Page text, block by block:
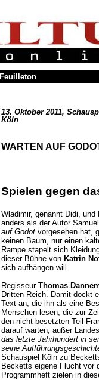
Feuilleton
13. Oktober 2011,
Köln
WARTEN AUF
Spielen gegen
Wladimir, genannt Didi,
anders als der Autor
auf Godotvorgesehen hat,
keinen Baum, nur einen
Rampe stapelt sich
dieser Bühne von Katrin
sich aufhängen will.
Regisseur Thomas
Dritten Reich. Damit dockt
Text an, die ihn als eine
Menschen lesen, die zur
den nicht besetzten Teil
darauf warten, außer
das letzte Jahrhundert in
seine
Schauspiel Köln zu
Becketts eigene Flucht vor
Programmheft zielen in